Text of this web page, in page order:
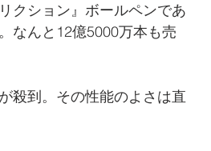
クション』ボールペンであ
なんと12億5000万本も売
殺到。その性能のよさは直